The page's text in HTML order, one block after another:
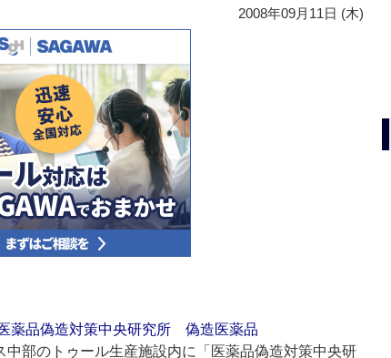
2008年09月11日 (木)
薬品偽造対策中央研究所
偽造医薬品
部のトゥール生産施設内に「医薬品偽造対策中央研